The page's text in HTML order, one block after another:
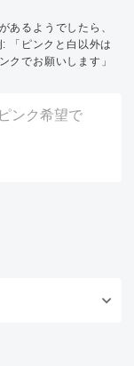
あるようでしたら、
「ピンクと白以外は
クでお願いします」